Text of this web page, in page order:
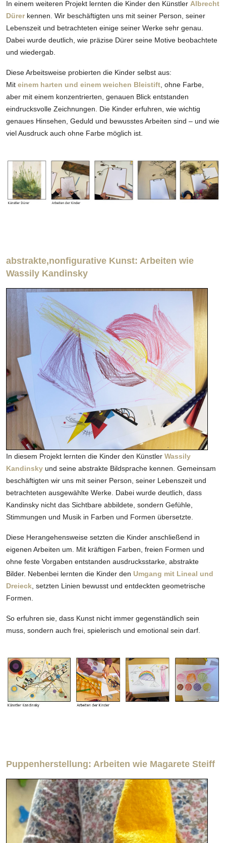
In einem weiteren Projekt lernten die Kinder den Künstler Albrecht
Dürer kennen. Wir beschäftigten uns mit seiner Person, seiner
Lebenszeit und betrachteten einige seiner Werke sehr genau.
Dabei wurde deutlich, wie präzise Dürer seine Motive beobachtete
und wiedergab.
Diese Arbeitsweise probierten die Kinder selbst aus:
Mit einem harten und einem weichen Bleistift, ohne Farbe,
aber mit einem konzentrierten, genauen Blick entstanden
eindrucksvolle Zeichnungen. Die Kinder erfuhren, wie wichtig
genaues Hinsehen, Geduld und bewusstes Arbeiten sind – und wie
viel Ausdruck auch ohne Farbe möglich ist.
abstrakte,nonfigurative Kunst: Arbeiten wie
Wassily Kandinsky
In diesem Projekt lernten die Kinder den Künstler Wassily
Kandinsky und seine abstrakte Bildsprache kennen. Gemeinsam
beschäftigten wir uns mit seiner Person, seiner Lebenszeit und
betrachteten ausgewählte Werke. Dabei wurde deutlich, dass
Kandinsky nicht das Sichtbare abbildete, sondern Gefühle,
Stimmungen und Musik in Farben und Formen übersetzte.
Diese Herangehensweise setzten die Kinder anschließend in
eigenen Arbeiten um. Mit kräftigen Farben, freien Formen und
ohne feste Vorgaben entstanden ausdrucksstarke, abstrakte
Bilder. Nebenbei lernten die Kinder den Umgang mit Lineal und
Dreieck , setzten Linien bewusst und entdeckten geometrische
Formen.
So erfuhren sie, dass Kunst nicht immer gegenständlich sein
muss, sondern auch frei, spielerisch und emotional sein darf.
Puppenherstellung: Arbeiten wie Magarete Steiff